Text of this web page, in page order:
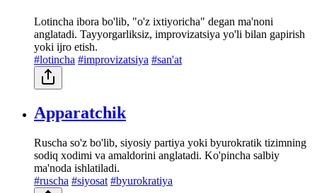
Lotincha ibora bo'lib, "o'z ixtiyoricha" degan ma'noni
anglatadi. Tayyorgarliksiz, improvizatsiya yo'li bilan gapirish
yoki ijro etish.
#lotincha #improvizatsiya #san'at
Apparatchik
Ruscha so'z bo'lib, siyosiy partiya yoki byurokratik tizimning
sodiq xodimi va amaldorini anglatadi. Ko'pincha salbiy
ma'noda ishlatiladi.
#ruscha #siyosat #byurokratiya